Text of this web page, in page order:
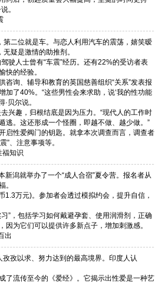
。
二位就是车。与恋人利用汽车的震荡，嬉笑暧
疑是激情的助推剂。
人士曾有“车震”经历。还有22%的受访者表
快的经验。
询、辅导和教育的英国慈善组织“关系”发表报
了40%。“这些男性会来求助，说‘我的性功能
贝尔说。
趣，归根结底是因为压力。“现代人的工作时
逃。这还形成一个怪圈，即越不做、越少做。”
性爱阀门的钥匙。就拿本次调查而言，调查者
”、注意事项等。
福知识
潟就举办了一个“成人合宿”夏令营。报名者从
。
万元)。参加者会透过模拟约会，提升自信，
，包括学习如何戴避孕套、使用润滑剂，正确
为它们可以提供许多新点子，增加刺激感。
出
以求、努力达到的最高境界。印度人认
流传至今的《爱经》。它揭示出性爱是一种艺